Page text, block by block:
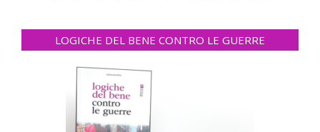
LOGICHE DEL BENE CONTRO LE GUERRE